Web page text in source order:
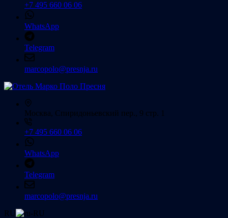
+7 495 660 06 06
WhatsApp
Telegram
marcopolo@presnja.ru
Москва, Спиридоньевский пер., 9 стр. 1
+7 495 660 06 06
WhatsApp
Telegram
marcopolo@presnja.ru
RU